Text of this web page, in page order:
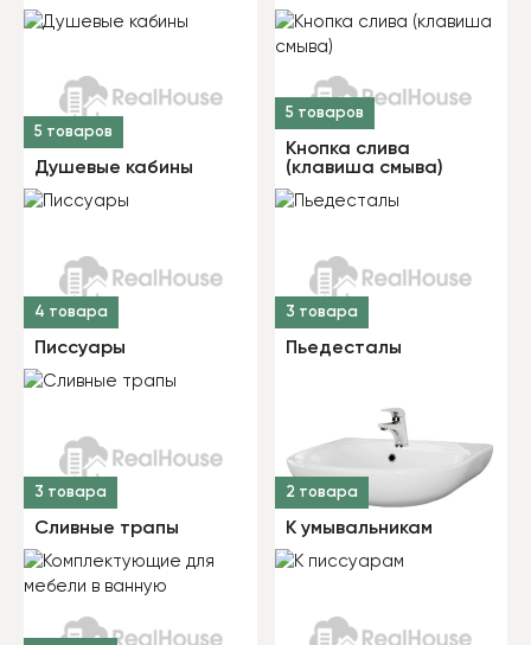
5 товаров
Душевые кабины
5 товаров
Кнопка слива
(клавиша смыва)
4 товара
Писсуары
3 товара
Пьедесталы
3 товара
Сливные трапы
2 товара
К умывальникам